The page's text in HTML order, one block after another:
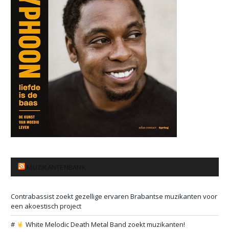
Contrabassist zoekt gezellige ervaren Brabantse muzikanten voor
een akoestisch project
#
White Melodic Death Metal Band zoekt muzikanten!